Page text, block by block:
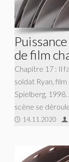
de film
Chapitre 17 : Il
soldat Ryan,
Spielberg,
scène se
14.11.2020